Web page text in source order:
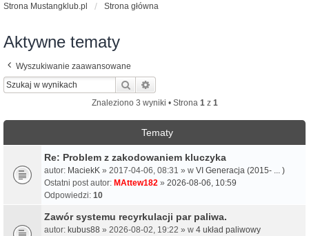
Strona Mustangklub.pl Strona główna
Aktywne tematy
Wyszukiwanie zaawansowane
Szukaj
Znaleziono 3 wyniki • Strona 1z 1
Tematy
Re: Problem z zakodowaniem kluczyka
autor: MaciekK » 2017-04-06, 08:31 » w VI Generacja (2015- ... )
Ostatni post autor: MAttew182 » 2026-08-06, 10:59
Odpowiedzi: 10
Zawór systemu recyrkulacji par paliwa.
autor: kubus88 » 2026-08-02, 19:22 » w 4 układ paliwowy